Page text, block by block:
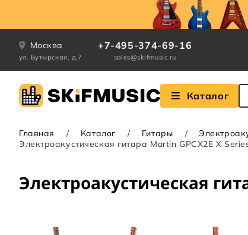
Москва
ул. Бутырская, д.7
+7-495-374-69-16
sales@skifmusic.ru
Каталог
Главная Каталог Гитары
Электроакустическая гитара Martin GPCX2E X
Электроакустическая